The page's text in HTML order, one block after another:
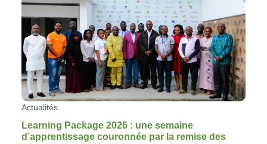
Actualités
Learning Package 2026 : une semaine
d’apprentissage couronnée par la remise des